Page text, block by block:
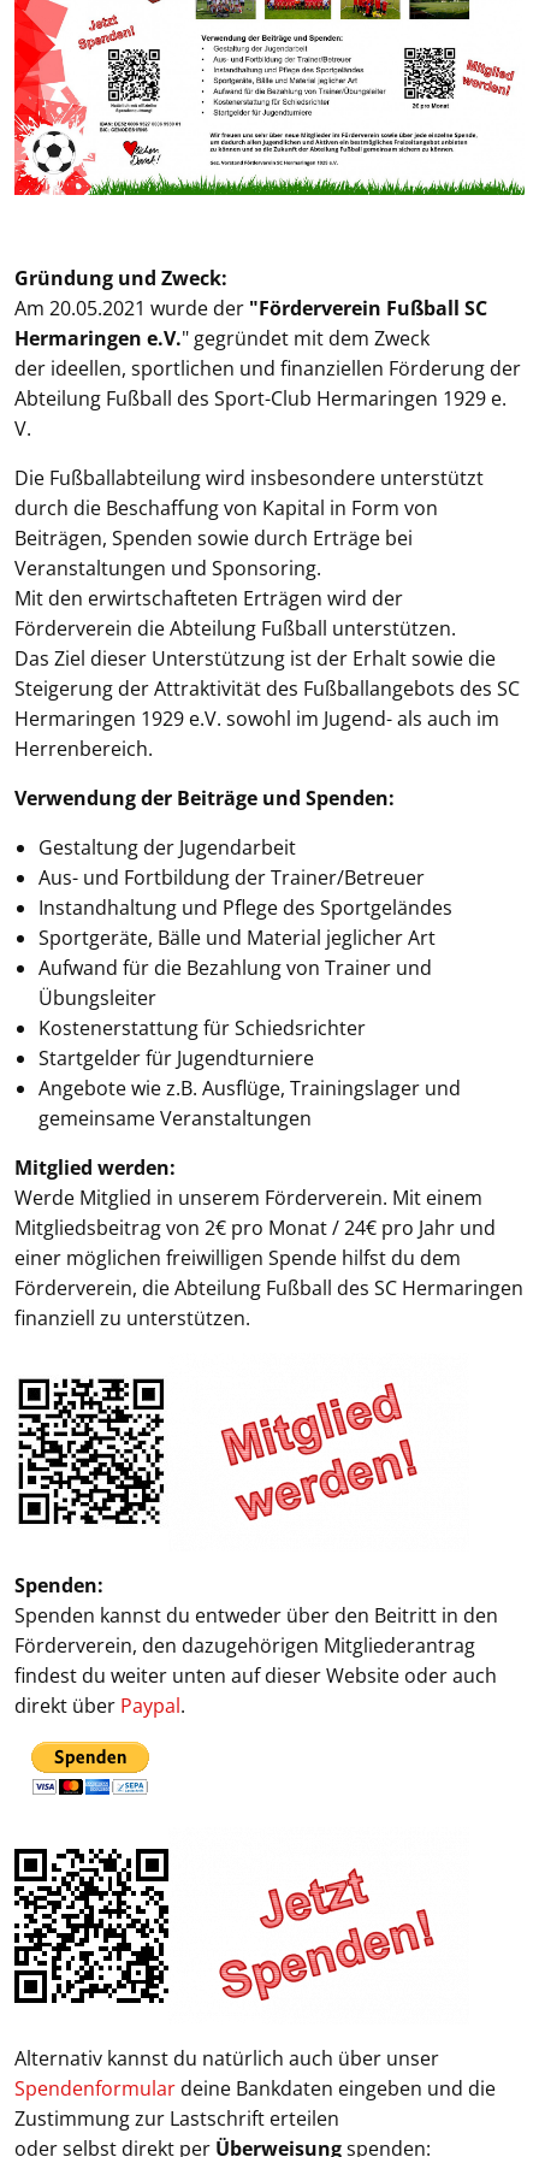
Gründung und Zweck:
Am 20.05.2021 wurde der "Förderverein Fußball SC
Hermaringen e.V." gegründet mit dem Zweck
der ideellen, sportlichen und finanziellen Förderung der
Abteilung Fußball des Sport-Club Hermaringen 1929 e.
V.
Die Fußballabteilung wird insbesondere unterstützt
durch die Beschaffung von Kapital in Form von
Beiträgen, Spenden sowie durch Erträge bei
Veranstaltungen und Sponsoring.
Mit den erwirtschafteten Erträgen wird der
Förderverein die Abteilung Fußball unterstützen.
Das Ziel dieser Unterstützung ist der Erhalt sowie die
Steigerung der Attraktivität des Fußballangebots des SC
Hermaringen 1929 e.V. sowohl im Jugend- als auch im
Herrenbereich.
Verwendung der Beiträge und Spenden:
Gestaltung der Jugendarbeit
Aus- und Fortbildung der Trainer/Betreuer
Instandhaltung und Pflege des Sportgeländes
Sportgeräte, Bälle und Material jeglicher Art
Aufwand für die Bezahlung von Trainer und
Übungsleiter
Kostenerstattung für Schiedsrichter
Startgelder für Jugendturniere
Angebote wie z.B. Ausflüge, Trainingslager und
gemeinsame Veranstaltungen
Mitglied werden:
Werde Mitglied in unserem Förderverein. Mit einem
Mitgliedsbeitrag von 2€ pro Monat / 24€ pro Jahr und
einer möglichen freiwilligen Spende hilfst du dem
Förderverein, die Abteilung Fußball des SC Hermaringen
finanziell zu unterstützen.
Spenden:
Spenden kannst du entweder über den Beitritt in den
Förderverein, den dazugehörigen Mitgliederantrag
findest du weiter unten auf dieser Website oder auch
direkt über Paypal.
Alternativ kannst du natürlich auch über unser
Spendenformular deine Bankdaten eingeben und die
Zustimmung zur Lastschrift erteilen
oder selbst direkt per Überweisungspenden: